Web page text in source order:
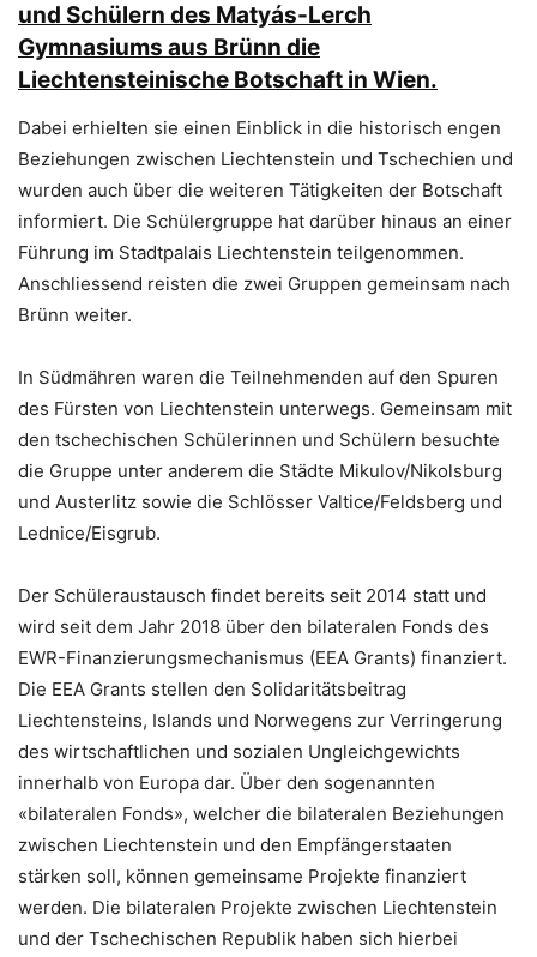
und Schülern des Matyás-Lerch
Gymnasiums aus Brünn die
Liechtensteinische Botschaft in Wien.
Dabei erhielten sie einen Einblick in die historisch engen
Beziehungen zwischen Liechtenstein und Tschechien und
wurden auch über die weiteren Tätigkeiten der Botschaft
informiert. Die Schülergruppe hat darüber hinaus an einer
Führung im Stadtpalais Liechtenstein teilgenommen.
Anschliessend reisten die zwei Gruppen gemeinsam nach
Brünn weiter.
In Südmähren waren die Teilnehmenden auf den Spuren
des Fürsten von Liechtenstein unterwegs. Gemeinsam mit
den tschechischen Schülerinnen und Schülern besuchte
die Gruppe unter anderem die Städte Mikulov/Nikolsburg
und Austerlitz sowie die Schlösser Valtice/Feldsberg und
Lednice/Eisgrub.
Der Schüleraustausch findet bereits seit 2014 statt und
wird seit dem Jahr 2018 über den bilateralen Fonds des
EWR-Finanzierungsmechanismus (EEA Grants) finanziert.
Die EEA Grants stellen den Solidaritätsbeitrag
Liechtensteins, Islands und Norwegens zur Verringerung
des wirtschaftlichen und sozialen Ungleichgewichts
innerhalb von Europa dar. Über den sogenannten
«bilateralen Fonds», welcher die bilateralen Beziehungen
zwischen Liechtenstein und den Empfängerstaaten
stärken soll, können gemeinsame Projekte finanziert
werden. Die bilateralen Projekte zwischen Liechtenstein
und der Tschechischen Republik haben sich hierbei